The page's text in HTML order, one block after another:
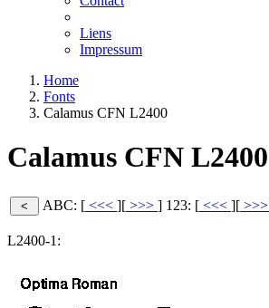
Liens
Impressum
Home
Fonts
Calamus CFN L2400
Calamus CFN L2400
ABC: [ <<< ][ >>> ] 123: [ <<< ][ >>>
L2400-1: